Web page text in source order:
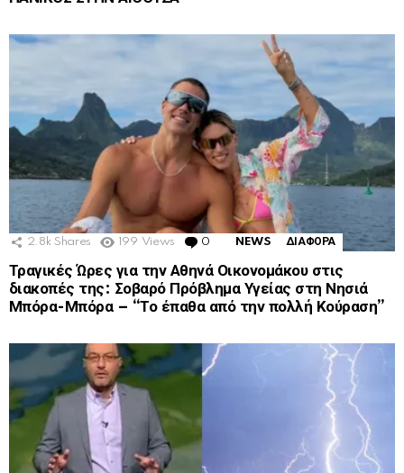
2.8k Shares 199 Views 0 Comments
NEWS ΔΙΑΦΟΡΑ
Τραγικές Ώρες για την Αθηνά Οικονομάκου στις
διακοπές της: Σοβαρό Πρόβλημα Υγείας στη Νησιά
Μπόρα-Μπόρα – “Το έπαθα από την πολλή Κούραση”